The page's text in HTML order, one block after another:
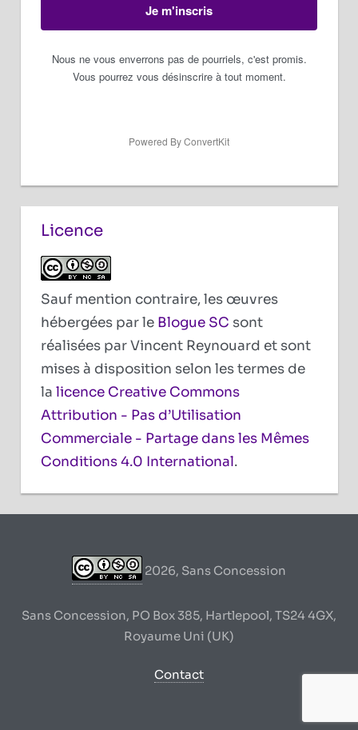
Je m'inscris
Nous ne vous enverrons pas de pourriels, c'est promis.
Vous pourrez vous désinscrire à tout moment.
Powered By ConvertKit
Licence
Sauf mention contraire, les œuvres
hébergées par le Blogue SC sont
réalisées par Vincent Reynouard et sont
mises à disposition selon les termes de
la licence Creative Commons
Attribution - Pas d’Utilisation
Commerciale - Partage dans les Mêmes
Conditions 4.0 International.
2026, Sans Concession
Sans Concession, PO Box 385, Hartlepool, TS24 4GX,
Royaume Uni (UK)
Contact